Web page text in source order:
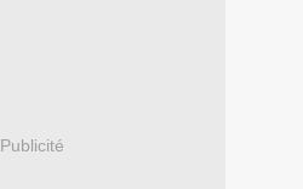
Publicité